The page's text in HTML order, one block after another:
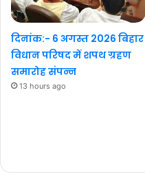
दिनांक:- 6 अगस्त 2026 बिहार
विधान परिषद में शपथ ग्रहण
समारोह संपन्न
13 hours ago